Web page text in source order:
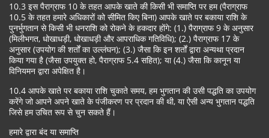
10.3 इस पैराग्राफ 10 के तहत आपके खाते की किसी भी समाप्ति पर हम (पैराग्राफ
10.5 के तहत हमारे अधिकारों को सीमित किए बिना) आपके खाते पर बकाया राशि के
पुनर्भुगतान से किसी भी धनराशि को रोकने के हकदार होंगे: (1.) पैराग्राफ 9 के अनुसार
(मिलीभगत, धोखाधड़ी, धोखाधड़ी और आपराधिक गतिविधि); (2.) पैराग्राफ 17 के
अनुसार (उपयोग की शर्तों का उल्लंघन); (3.) जैसा कि इन शर्तों द्वारा अन्यथा प्रदान
किया गया है (जैसा उपयुक्त हो, पैराग्राफ 5.4 सहित); या (4.) जैसा कि कानून या
विनियमन द्वारा अपेक्षित है।
10.4 आपके खाते पर बकाया राशि चुकाते समय, हम भुगतान की उसी पद्धति का उपयोग
करेंगे जो आपने अपने खाते के पंजीकरण पर प्रदान की थी, या ऐसी अन्य भुगतान पद्धति
जिसे हम उचित रूप से चुन सकते हैं।
हमारे द्वारा बंद या समाप्ति